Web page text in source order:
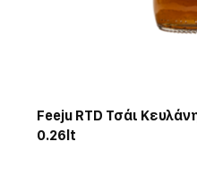
Feeju RTD Τσάι
0.26lt